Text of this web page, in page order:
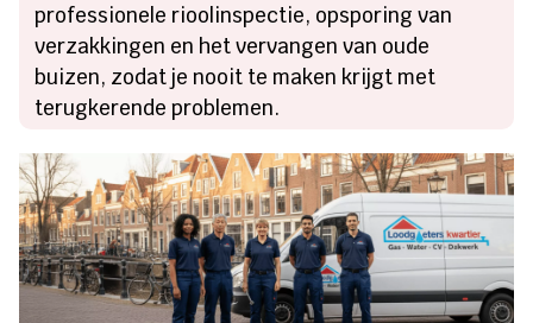
professionele rioolinspectie, opsporing van
verzakkingen en het vervangen van oude
buizen, zodat je nooit te maken krijgt met
terugkerende problemen.